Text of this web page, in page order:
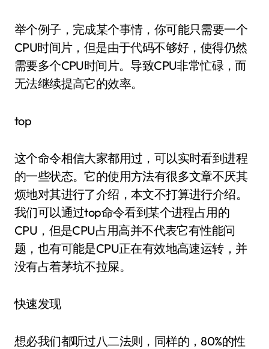
举个例子，完成某个事情，你可能只需要一个
CPU时间片，但是由于代码不够好，使得仍然
需要多个CPU时间片。导致CPU非常忙碌，而
无法继续提高它的效率。
top
这个命令相信大家都用过，可以实时看到进程
的一些状态。它的使用方法有很多文章不厌其
烦地对其进行了介绍，本文不打算进行介绍。
我们可以通过top命令看到某个进程占用的
CPU，但是CPU占用高并不代表它有性能问
题，也有可能是CPU正在有效地高速运转，并
没有占着茅坑不拉屎。
快速发现
想必我们都听过八二法则，同样的，80%的性